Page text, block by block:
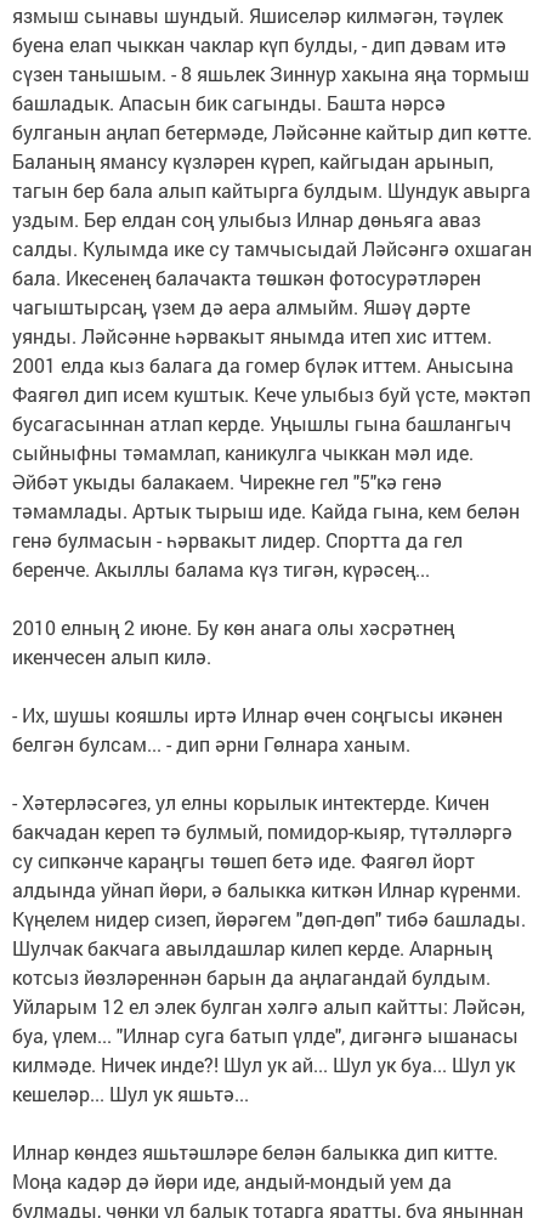
язмыш сынавы шундый. Яшиселәр килмәгән, тәүлек
буена елап чыккан чаклар күп булды, - дип дәвам итә
сүзен танышым. - 8 яшьлек Зиннур хакына яңа тормыш
башладык. Апасын бик сагынды. Башта нәрсә
булганын аңлап бетермәде, Ләйсәнне кайтыр дип көтте.
Баланың ямансу күзләрен күреп, кайгыдан арынып,
тагын бер бала алып кайтырга булдым. Шундук авырга
уздым. Бер елдан соң улыбыз Илнар дөньяга аваз
салды. Кулымда ике су тамчысыдай Ләйсәнгә охшаган
бала. Икесенең балачакта төшкән фотосурәтләрен
чагыштырсаң, үзем дә аера алмыйм. Яшәү дәрте
уянды. Ләйсәнне һәрвакыт янымда итеп хис иттем.
2001 елда кыз балага да гомер бүләк иттем. Анысына
Фаягөл дип исем куштык. Кече улыбыз буй үсте, мәктәп
бусагасыннан атлап керде. Уңышлы гына башлангыч
сыйныфны тәмамлап, каникулга чыккан мәл иде.
Әйбәт укыды балакаем. Чирекне гел "5"кә генә
тәмамлады. Артык тырыш иде. Кайда гына, кем белән
генә булмасын - һәрвакыт лидер. Спортта да гел
беренче. Акыллы балама күз тигән, күрәсең...
2010 елның 2 июне. Бу көн анага олы хәсрәтнең
икенчесен алып килә.
- Их, шушы кояшлы иртә Илнар өчен соңгысы икәнен
белгән булсам... - дип әрни Гөлнара ханым.
- Хәтерләсәгез, ул елны корылык интектерде. Кичен
бакчадан кереп тә булмый, помидор-кыяр, түтәлләргә
су сипкәнче караңгы төшеп бетә иде. Фаягөл йорт
алдында уйнап йөри, ә балыкка киткән Илнар күренми.
Күңелем нидер сизеп, йөрәгем "дөп-дөп" тибә башлады.
Шулчак бакчага авылдашлар килеп керде. Аларның
котсыз йөзләреннән барын да аңлагандай булдым.
Уйларым 12 ел элек булган хәлгә алып кайтты: Ләйсән,
буа, үлем... "Илнар суга батып үлде", дигәнгә ышанасы
килмәде. Ничек инде?! Шул ук ай... Шул ук буа... Шул ук
кешеләр... Шул ук яшьтә...
Илнар көндез яшьтәшләре белән балыкка дип китте.
Моңа кадәр дә йөри иде, андый-мондый уем да
булмады, чөнки ул балык тотарга яратты, буа яныннан